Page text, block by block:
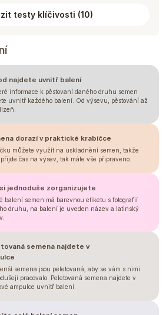
testy klíčivosti (10)
najdete uvnitř balení
informace k pěstovaní daného druhu semen
uvnitř každého balení. Od výsevu, pěstování až
dorazí v praktické krabičce
můžete využít na uskladnění semen, takže
čas na výsev, tak máte vše připraveno.
jednoduše zorganizujete
balení semen má barevnou etiketu s fotografií
druhu, na balení je uveden název a latinský
semena najdete v
semena jsou peletovaná, aby se vám s nimi
pracovalo. Peletovaná semena najdete v
ampulce uvnitř balení.